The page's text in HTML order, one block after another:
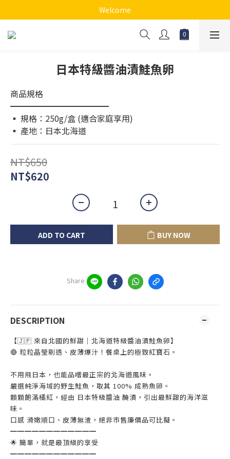
Welcome
日本特級醬油漬鮭魚卵
商品規格
━━━━━━━━━━━━
▪️ 規格：250g/盒 (適合家庭享用)
▪️ 產地：日本北海道
NT$650
NT$620
ADD TO CART BUY NOW
Share
DESCRIPTION
【🇯🇵 來自北國的鮮甜｜北海道特級醬油漬鮭魚卵】
🔴 粒粒晶瑩剔透、皮薄爆汁！餐桌上的極致紅寶石。
不用飛日本，也能品嚐最正宗的北海道風味。
嚴選純淨海域的野生鮭魚，取其 100% 成熟魚卵。
顆顆飽滿橘紅，經由 日本特級醬油 醃漬，引出最鮮甜的海洋滋
味。
口感 滑嫩順口、皮薄無渣，絕非市售廉價品可比擬。
━━━━━━━━━━━━
🌟 簡單，就是最頂級的享受
━━━━━━━━━━━━